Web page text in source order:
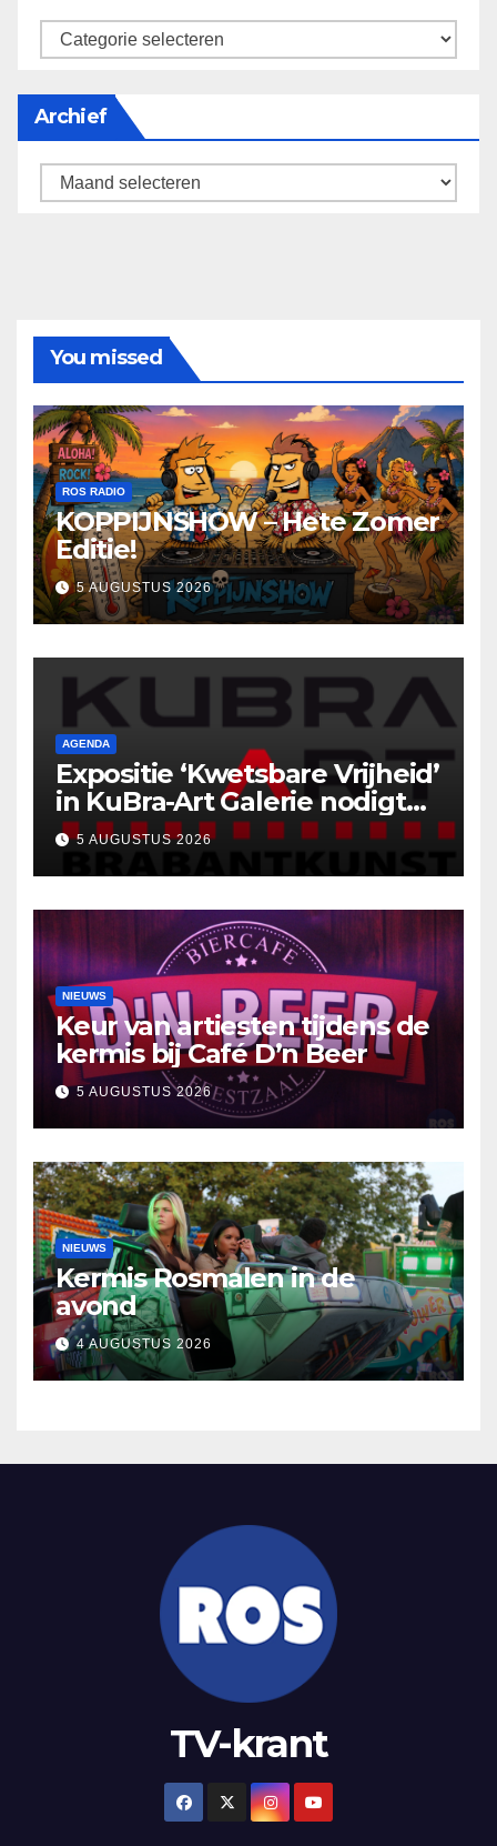
categorieën
Archief
Archief
You missed
ROS RADIO
KOPPIJNSHOW – Hete Zomer
Editie!
5 AUGUSTUS 2026
AGENDA
Expositie ‘Kwetsbare Vrijheid’
in KuBra-Art Galerie nodigt
uit tot ontmoeting en
reflectie
5 AUGUSTUS 2026
NIEUWS
Keur van artiesten tijdens de
kermis bij Café D’n Beer
5 AUGUSTUS 2026
NIEUWS
Kermis Rosmalen in de
avond
4 AUGUSTUS 2026
TV-krant